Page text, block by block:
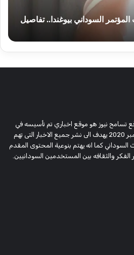
السوداني بيوغندا.. تفاصيل
تسامح نيوز هو موقع اخباري تم تأسيسه في
نوفمبر 2020 يهدف الى نشر جميع الاخبار التى تهم
السوداني كما انه يهتم بنوعية المحتوى المقدم
الفكر والثقافه بين المستخدمين السودانيين.